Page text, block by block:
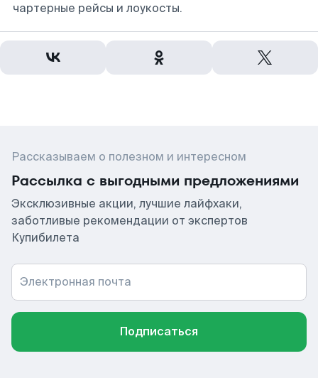
чартерные рейсы и лоукосты.
Рассказываем о полезном и интересном
Рассылка с выгодными предложениями
Эксклюзивные акции, лучшие лайфхаки,
заботливые рекомендации от экспертов
Купибилета
Электронная почта
Подписаться